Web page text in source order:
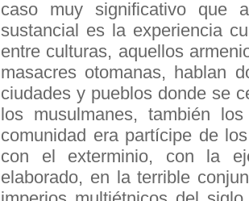
caso muy significativo que
sustancial es la experiencia
entre culturas, aquellos
masacres otomanas, hablan
ciudades y pueblos donde se
los musulmanes, también
comunidad era partícipe de
con el exterminio, con la
elaborado, en la terrible